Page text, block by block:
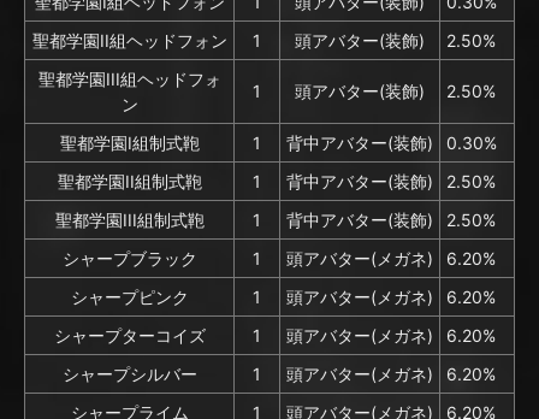
聖都学園II組ヘッドフォン
1 頭アバター(装飾)
2.50%
聖都学園III組ヘッドフォ
ン
1 頭アバター(装飾) 2.50%
聖都学園I組制式鞄 1 背中アバター(装飾)
0.30%
聖都学園II組制式鞄
1 背中アバター(装飾)
2.50%
聖都学園III組制式鞄
1 背中アバター(装飾)
2.50%
シャープブラック
1 頭アバター(メガネ)
6.20%
シャープピンク
1 頭アバター(メガネ)
6.20%
シャープターコイズ
1 頭アバター(メガネ)
6.20%
シャープシルバー
1 頭アバター(メガネ)
6.20%
シャープライム
1 頭アバター(メガネ) 6.20%